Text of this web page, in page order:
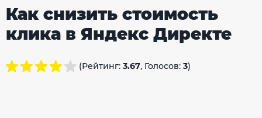
Как снизить стоимость
клика в Яндекс Директе
(Рейтинг: 3.67, Голосов: 3)